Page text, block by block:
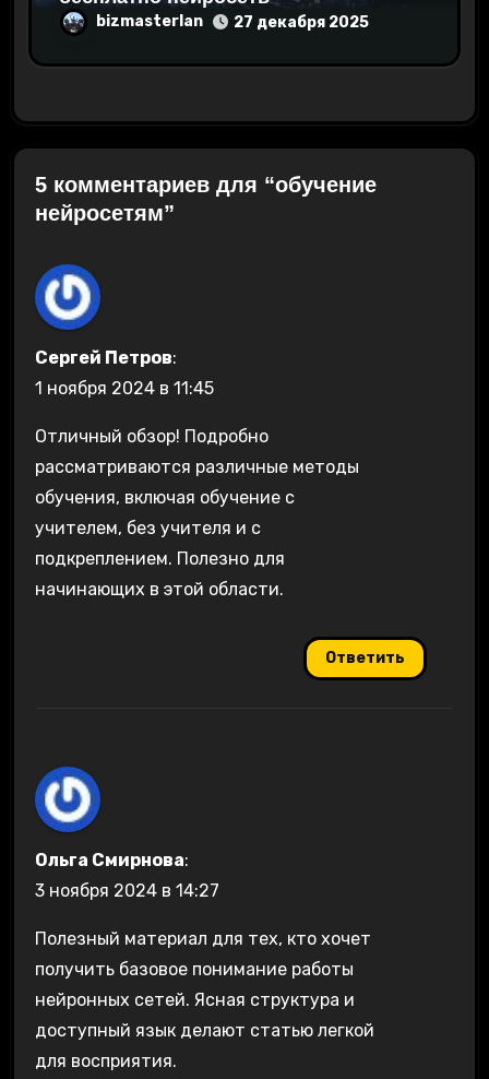
bizmasterlan 27 декабря 2025
5 комментариев для “обучение
нейросетям”
Сергей Петров:
1 ноября 2024 в 11:45
Отличный обзор! Подробно
рассматриваются различные методы
обучения, включая обучение с
учителем, без учителя и с
подкреплением. Полезно для
начинающих в этой области.
Ответить
Ольга Смирнова:
3 ноября 2024 в 14:27
Полезный материал для тех, кто хочет
получить базовое понимание работы
нейронных сетей. Ясная структура и
доступный язык делают статью легкой
для восприятия.